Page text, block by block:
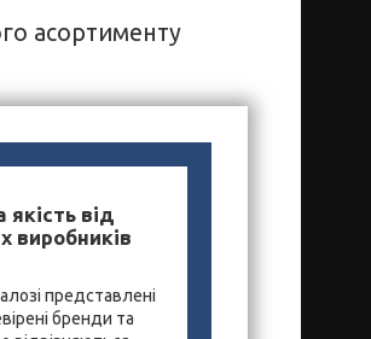
асортименту
якість від
виробників
представлені
бренди та